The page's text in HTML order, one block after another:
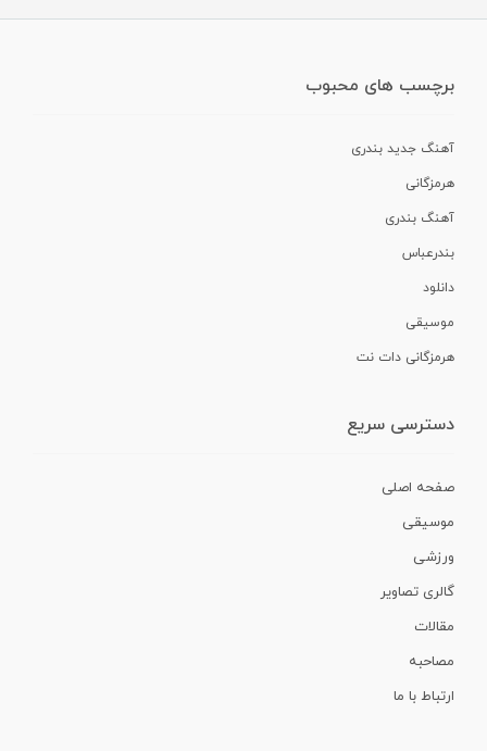
برچسب های محبوب
آهنگ جدید بندری
هرمزگانی
آهنگ بندری
بندرعباس
دانلود
موسیقی
هرمزگانی دات نت
دسترسی سریع
صفحه اصلی
موسیقی
ورزشی
گالری تصاویر
مقالات
مصاحبه
ارتباط با ما